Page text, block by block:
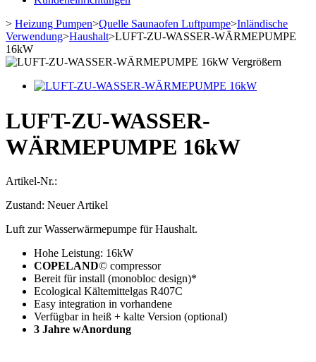
> Heizung Pumpen>Quelle Saunaofen Luftpumpe>Inländische
Verwendung>Haushalt>LUFT-ZU-WASSER-WÄRMEPUMPE
16kW
Vergrößern
LUFT-ZU-WASSER-
WÄRMEPUMPE 16kW
Artikel-Nr.:
Zustand: Neuer Artikel
Luft zur Wasserwärmepumpe für Haushalt.
Hohe Leistung: 16kW
COPELAND© compressor
Bereit für install (monobloc design)*
Ecological Kältemittelgas R407C
Easy integration in vorhandene
Verfügbar in heiß + kalte Version (optional)
3 Jahre wAnordung